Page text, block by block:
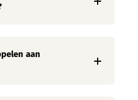
aan